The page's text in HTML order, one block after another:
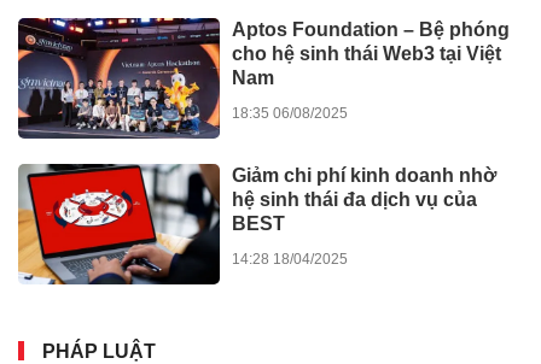
Aptos Foundation – Bệ phóng
cho hệ sinh thái Web3 tại Việt
Nam
18:35 06/08/2025
Giảm chi phí kinh doanh nhờ
hệ sinh thái đa dịch vụ của
BEST
14:28 18/04/2025
PHÁP LUẬT